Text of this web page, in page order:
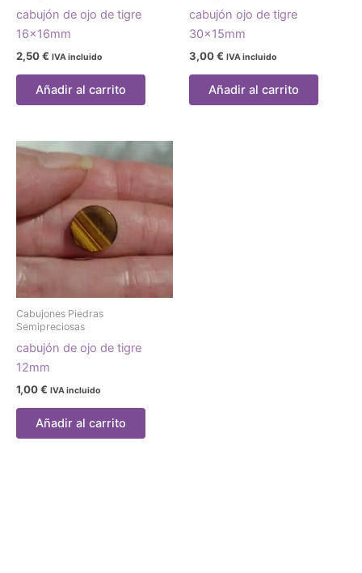
cabujón de ojo de tigre
16x16mm
2,50€ IVA incluido
Añadir al carrito
cabujón ojo de tigre
30x15mm
3,00€ IVA incluido
Añadir al carrito
Cabujones Piedras
Semipreciosas
cabujón de ojo de tigre
12mm
1,00€ IVA incluido
Añadir al carrito